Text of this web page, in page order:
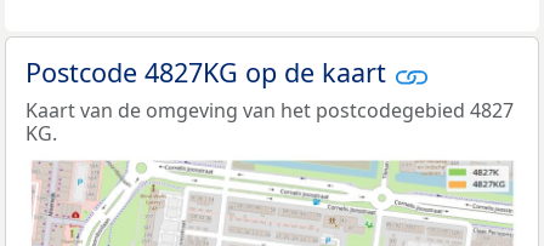
Postcode 4827KG op de kaart
Kaart van de omgeving van het postcodegebied 4827
KG.